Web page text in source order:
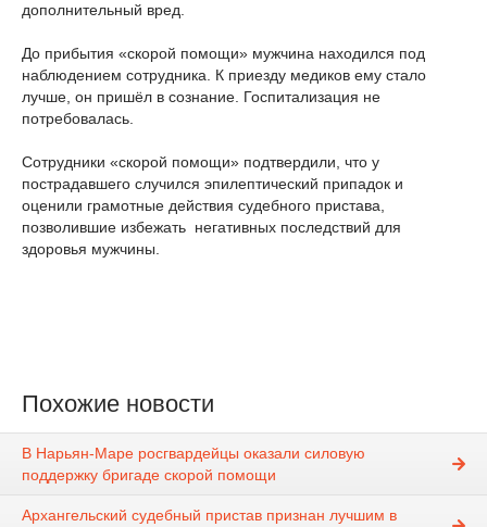
дополнительный вред.
До прибытия «скорой помощи» мужчина находился под
наблюдением сотрудника. К приезду медиков ему стало
лучше, он пришёл в сознание. Госпитализация не
потребовалась.
Сотрудники «скорой помощи» подтвердили, что у
пострадавшего случился эпилептический припадок и
оценили грамотные действия судебного пристава,
позволившие избежать негативных последствий для
здоровья мужчины.
Похожие новости
В Нарьян-Маре росгвардейцы оказали силовую
поддержку бригаде скорой помощи
Архангельский судебный пристав признан лучшим в